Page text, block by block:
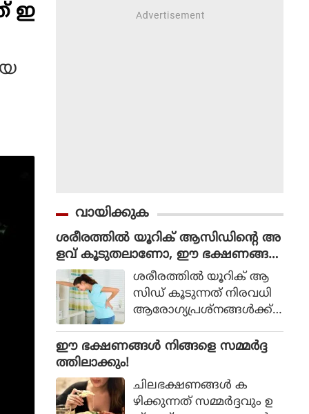
ഇ
വായിക്കുക
ശരീരത്തില്‍ യൂറിക് ആസിഡിന്റെ അ
ളവ് കൂടുതലാണോ, ഈ ഭക്ഷണങ്ങള്‍
കഴിക്കരുത് ശരീരത്തില്‍ യൂറിക് ആ
സിഡ് കൂടുന്നത് നിരവധി
ആരോഗ്യപ്രശ്‌നങ്ങള്‍ക്ക്
ജീവിതശൈലിയിലും ഭക്ഷ
രുത്തേണ്ടതുണ്ട്. പ്രധാന
മായും ഒഴിവാക്കേണ്ടത് മ
ധുര പാനിയങ്ങളാണ്.
ഈ ഭക്ഷണങ്ങള്‍ നിങ്ങളെ സമ്മര്‍ദ്ദ
ത്തിലാക്കും!
ചിലഭക്ഷണങ്ങള്‍ ക
ഴിക്കുന്നത് സമ്മര്‍ദ്ദവും ഉ